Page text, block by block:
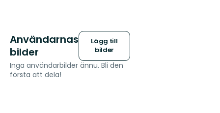
Användarnas
bilder
Lägg till
bilder
Inga användarbilder ännu. Bli den
första att dela!